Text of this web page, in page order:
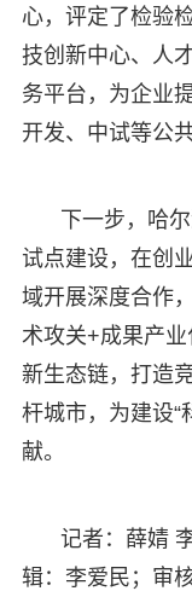
心，评定了检验
技创新中心、人
务平台，为企业
开发、中试等公
下一步，哈
试点建设，在创
域开展深度合作
术攻关+成果产业
新生态链，打造
杆城市，为建设“
献。
记者：薛婧
辑：李爱民；审